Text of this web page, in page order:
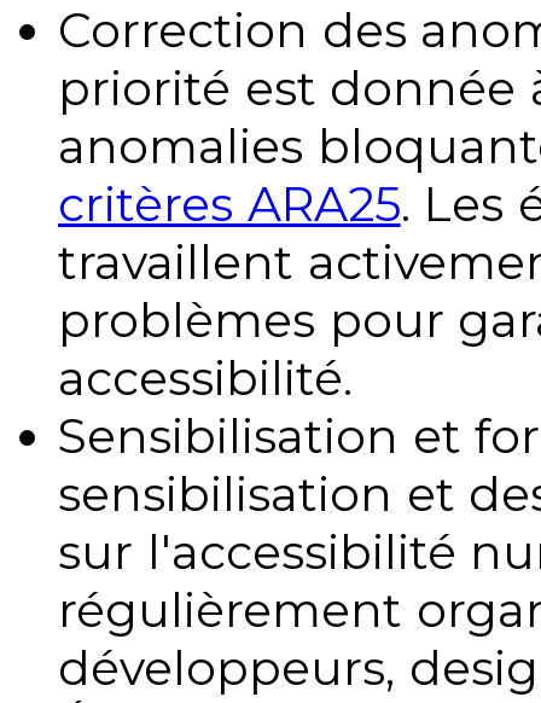
Correction des
priorité est donnée
anomalies
critères ARA25. Les
travaillent
problèmes pour
accessibilité.
Sensibilisation et
sensibilisation et
sur l'accessibilité
régulièrement
développeurs,